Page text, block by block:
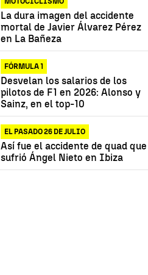
La dura imagen del accidente
mortal de Javier Álvarez Pérez
en La Bañeza
FÓRMULA 1
Desvelan los salarios de los
pilotos de F1 en 2026: Alonso y
Sainz, en el top-10
EL PASADO 26 DE JULIO
Así fue el accidente de quad que
sufrió Ángel Nieto en Ibiza